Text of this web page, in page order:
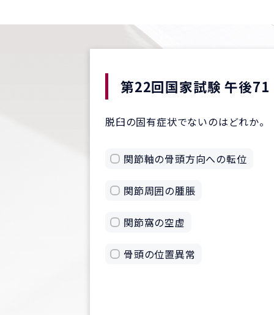
第22回国家試験 午後71
脱臼の固有症状でないのはどれか。
関節軸の骨頭方向への転位
関節周囲の腫脹
関節窩の空虚
骨頭の位置異常